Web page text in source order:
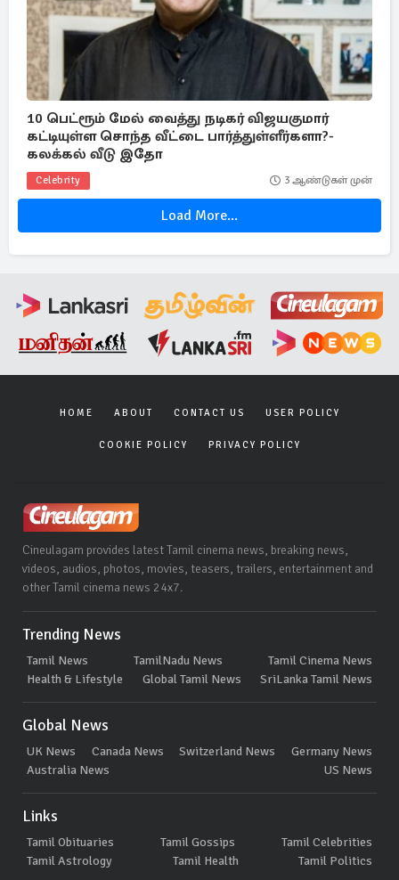
10 பெட்ரூம் மேல் வைத்து நடிகர் விஜயகுமார்
கட்டியுள்ள சொந்த வீட்டை பார்த்துள்ளீர்களா?-
கலக்கல் வீடு இதோ
Celebrity 3 ஆண்டுகள் முன்
Load More...
HOME ABOUT CONTACT US USER POLICY
COOKIE POLICY PRIVACY POLICY
Cineulagam provides latest Tamil cinema news, breaking news,
videos, audios, photos, movies, teasers, trailers, entertainment and
other Tamil cinema news 24x7.
Trending News
Tamil News TamilNadu News
Tamil Cinema News
Health & Lifestyle
Global Tamil News SriLanka Tamil News
Global News
UK News Canada News Switzerland News
Germany News
Australia News
US News
Links
Tamil Obituaries Tamil Gossips
Tamil Celebrities
Tamil Astrology
Tamil Health Tamil Politics